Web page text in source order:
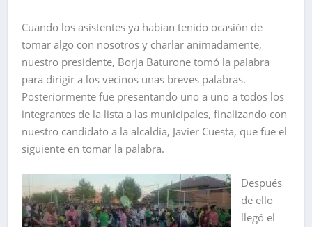
Cuando los asistentes ya habían tenido ocasión de
tomar algo con nosotros y charlar animadamente,
nuestro presidente, Borja Baturone tomó la palabra
para dirigir a los vecinos unas breves palabras.
Posteriormente fue presentando uno a uno a todos los
integrantes de la lista a las municipales, finalizando con
nuestro candidato a la alcaldía, Javier Cuesta, que fue el
siguiente en tomar la palabra.
Después
de ello
llegó el